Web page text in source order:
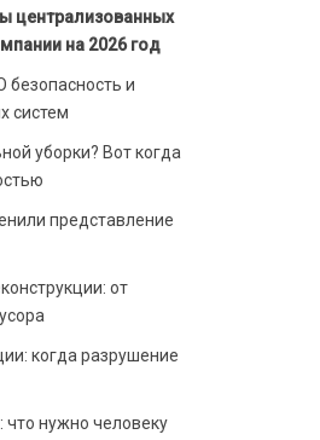
централизованных
на 2026 год
и
систем
уборки? Вот когда
представление
от
когда разрушение
нужно человеку